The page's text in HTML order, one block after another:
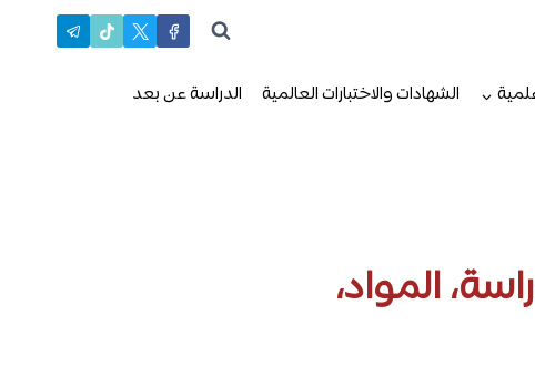
الشهادات والاختبارات العالمية الدراسة عن بعد
المواد،